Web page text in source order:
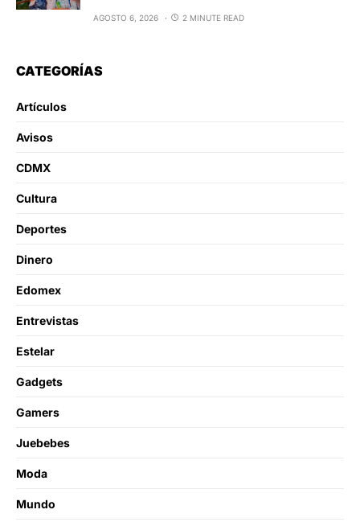
AGOSTO 6, 2026 2 MINUTE READ
CATEGORÍAS
Artículos
Avisos
CDMX
Cultura
Deportes
Dinero
Edomex
Entrevistas
Estelar
Gadgets
Gamers
Juebebes
Moda
Mundo